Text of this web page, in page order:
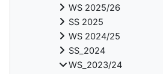
WS 2025/26
SS 2025
WS 2024/25
SS_2024
WS_2023/24